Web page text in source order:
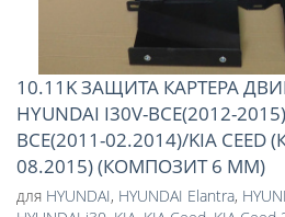
10.11K ЗАЩИТА КАРТЕРА
HYUNDAI I30V-ВСЕ(2012-
ВСЕ(2011-02.2014)/KIA CEED
08.2015) (КОМПОЗИТ 6 ММ)
для HYUNDAI, HYUNDAI Elantra,